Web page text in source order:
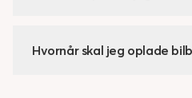
Hvornår skal jeg oplade